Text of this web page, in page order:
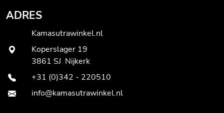
ADRES
Kamasutrawinkel.nl
Koperslager 19
3861 SJ Nijkerk
+31 (0)342 - 220510
info@kamasutrawinkel.nl